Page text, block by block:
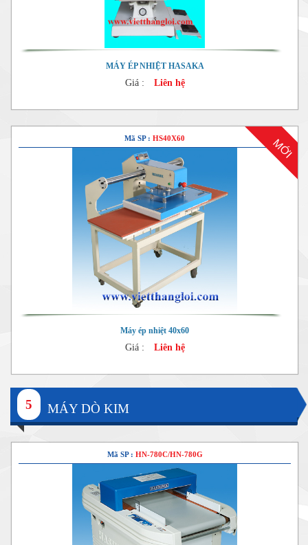
MÁY ÉP NHIỆT HASAKA
Giá : Liên hệ
Mã SP : HS40X60 MỚI
Máy ép nhiệt 40x60
Giá : Liên hệ
5 MÁY DÒ KIM
Mã SP : HN-780C/HN-780G